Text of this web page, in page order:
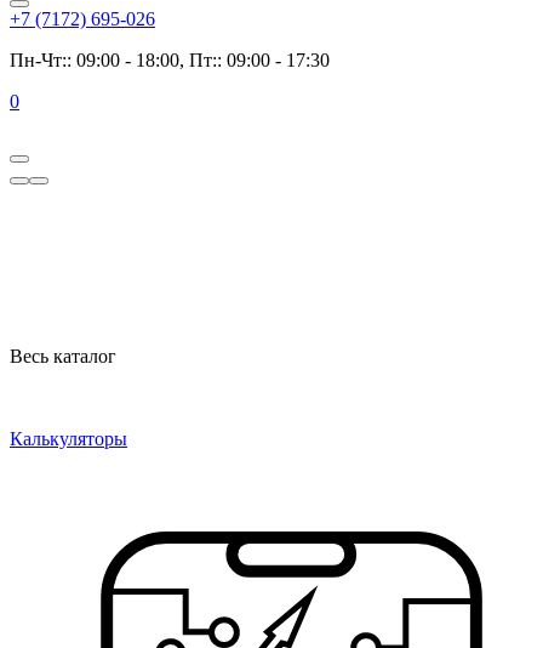
+7 (7172) 695-026
Пн-Чт:: 09:00 - 18:00, Пт:: 09:00 - 17:30
0
Весь каталог
Калькуляторы